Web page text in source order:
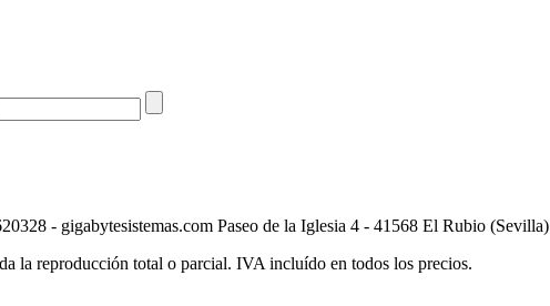
- gigabytesistemas.com Paseo de la Iglesia 4 - 41568 El Rubio (Sevilla)
la reproducción total o parcial. IVA incluído en todos los precios.